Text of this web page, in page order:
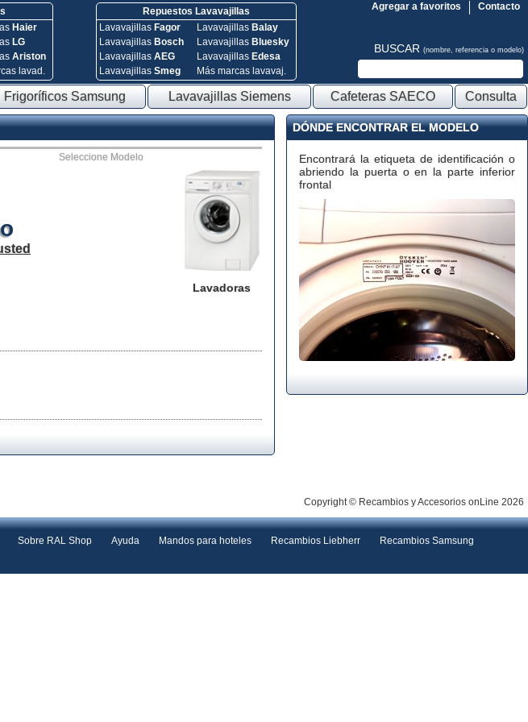
Haier
LG
Ariston
lavad.
Repuestos Lavavajillas
Lavavajillas Fagor
Lavavajillas Bosch
Lavavajillas AEG
Lavavajillas Smeg
Lavavajillas Balay
Lavavajillas Bluesky
Lavavajillas Edesa
Más marcas lavavaj.
Contacto
Agregar a favoritos
BUSCAR (nombre, referencia o modelo)
Frigoríficos Samsung Lavavajillas Siemens Cafeteras SAECO Consulta
Seleccione Modelo
Lavadoras
DÓNDE ENCONTRAR EL MODELO
Encontrará la etiqueta de identificación o
abriendo la puerta o en la parte inferior
frontal
Copyright © Recambios y Accesorios onLine 2026
Sobre RAL Shop Ayuda Mandos para hoteles Recambios Liebherr
Recambios Samsung